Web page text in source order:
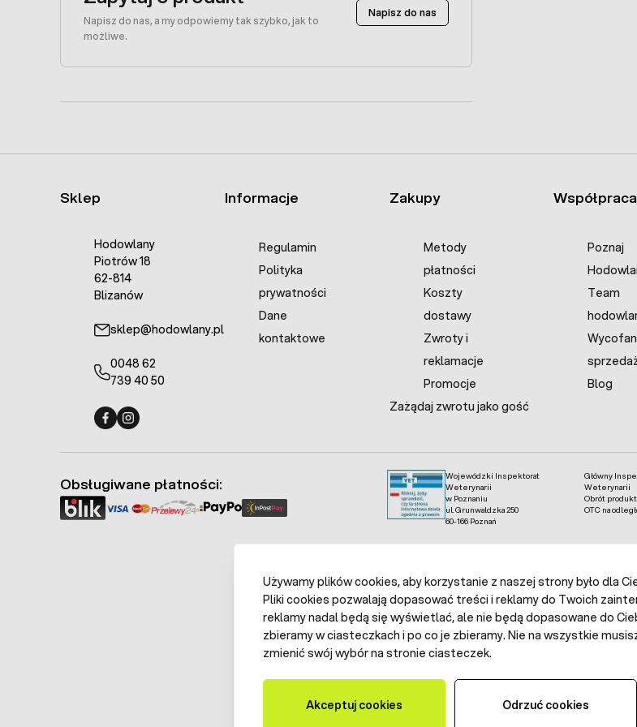
Napisz do nas, a my odpowiemy tak szybko, jak to
możliwe.
Napisz do nas
Sklep
Hodowlany
Piotrów 18
62-814
Blizanów
sklep@hodowlany.pl
0048 62
739 40 50
Informacje
Regulamin
Polityka
prywatności
Dane
kontaktowe
Zakupy
Metody
płatności
Koszty
dostawy
Zwroty i
reklamacje
Promocje
Zażądaj zwrotu jako gość
Współpraca
Poznaj
Team
Blog
Wojewódzki Inspektorat
Weterynarii
w Poznaniu
ul. Grunwaldzka 250
60-166 Poznań
Główny
Weterynarii
Obrót
OTC na
Obsługiwane płatności:
Używamy plików cookies, aby korzystanie z naszej strony było dla
Pliki cookies pozwalają dopasować treści i reklamy do Twoich
reklamy nadal będą się wyświetlać, ale nie będą dopasowane do
zbieramy w ciasteczkach i po co je zbieramy. Nie na wszystkie
zmienić swój wybór na stronie ciasteczek.
Akceptuj cookies Odrzuć cookies